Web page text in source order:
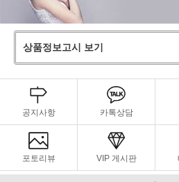
상품정보고시 보기
공지사항 카톡상담
포토리뷰 VIP 게시판